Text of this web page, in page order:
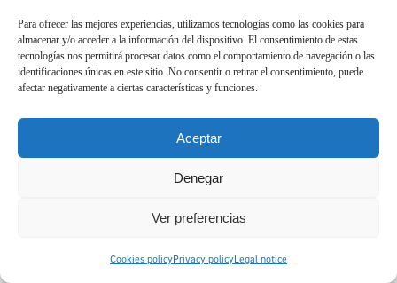
Para ofrecer las mejores experiencias, utilizamos tecnologías como las cookies para
almacenar y/o acceder a la información del dispositivo. El consentimiento de estas
tecnologías nos permitirá procesar datos como el comportamiento de navegación o las
identificaciones únicas en este sitio. No consentir o retirar el consentimiento, puede
afectar negativamente a ciertas características y funciones.
Aceptar
Denegar
Ver preferencias
Cookies policyPrivacy policyLegal notice